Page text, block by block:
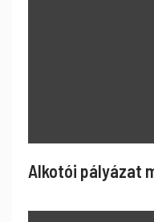
Alkotói pályázat